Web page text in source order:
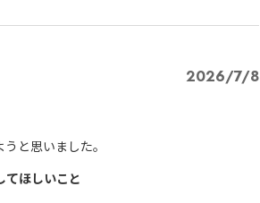
2026/7/8
と思いました。
てほしいこと